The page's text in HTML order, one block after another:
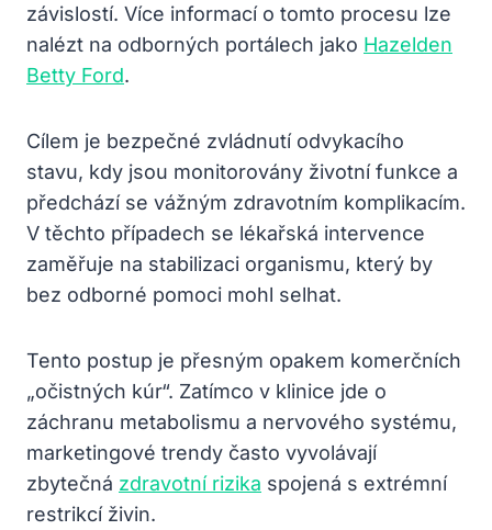
závislostí. Více informací o tomto procesu lze
nalézt na odborných portálech jako Hazelden
Betty Ford.
Cílem je bezpečné zvládnutí odvykacího
stavu, kdy jsou monitorovány životní funkce a
předchází se vážným zdravotním komplikacím.
V těchto případech se lékařská intervence
zaměřuje na stabilizaci organismu, který by
bez odborné pomoci mohl selhat.
Tento postup je přesným opakem komerčních
„očistných kúr“. Zatímco v klinice jde o
záchranu metabolismu a nervového systému,
marketingové trendy často vyvolávají
zbytečná zdravotní rizika spojená s extrémní
restrikcí živin.